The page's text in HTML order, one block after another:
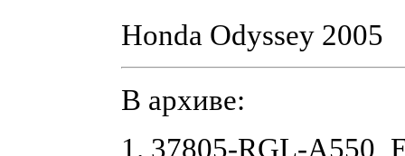
Honda Odyssey 2005
В архиве:
1. 37805-RGL-